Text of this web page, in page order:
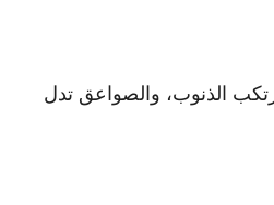
الذنوب، والصواعق تدل